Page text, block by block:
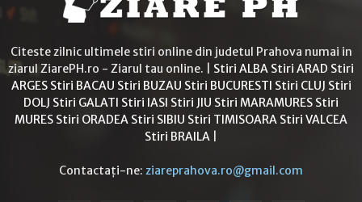
Citeste zilnic ultimele stiri online din judetul Prahova numai in
ziarul ZiarePH.ro - Ziarul tau online. | Stiri ALBA Stiri ARAD Stiri
ARGES Stiri BACAU Stiri BUZAU Stiri BUCURESTI Stiri CLUJ Stiri
DOLJ Stiri GALATI Stiri IASI Stiri JIU Stiri MARAMURES Stiri
MURES Stiri ORADEA Stiri SIBIU Stiri TIMISOARA Stiri VALCEA
Stiri BRAILA
Contactați-ne: ziareprahova.ro@gmail.com